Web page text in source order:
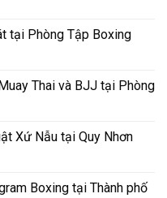
tại Phòng Tập Boxing
Thai và BJJ tại Phòng
Xứ Nẫu tại Quy Nhơn
Boxing tại Thành phố